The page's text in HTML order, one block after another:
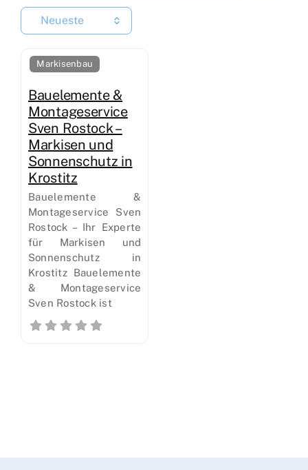
Neueste
Markisenbau
Bauelemente &
Montageservice
Sven Rostock –
Markisen und
Sonnenschutz in
Krostitz
Bauelemente &
Montageservice Sven
Rostock – Ihr Experte
für Markisen und
Sonnenschutz in
Krostitz Bauelemente
& Montageservice
Sven Rostock ist